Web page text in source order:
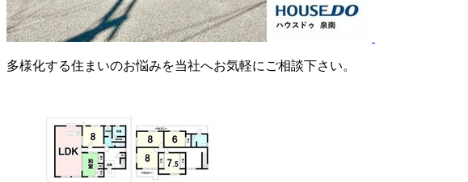
多様化する住まいのお悩みを当社へお気軽にご相談下さい。